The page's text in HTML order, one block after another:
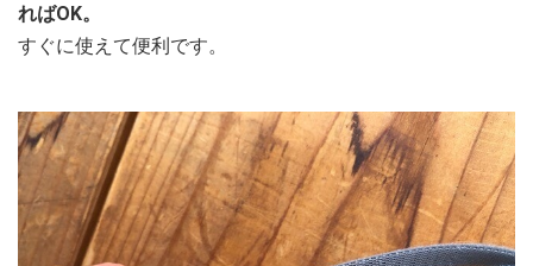
ればOK。
すぐに使えて便利です。